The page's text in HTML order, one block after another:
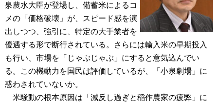
泉農水大臣が登場し、備蓄米によるコ
メの「価格破壊」が、スピード感を演
出しつつ、強引に、特定の大手業者を
優遇する形で断行されている。さらには輸入米の早期投入
も行い、市場を「じゃぶじゃぶ」にすると意気込んでい
る。この機動力を国民は評価しているが、「小泉劇場」に
惑わされていないか。
米騒動の根本原因は「減反し過ぎと稲作農家の疲弊」に